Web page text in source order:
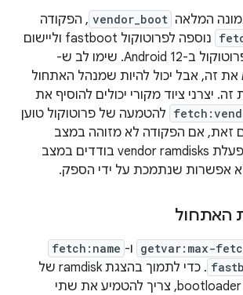
המלאה vendor_boot , הפקודה
נוספה לפרוטוקול fastboot וליישום
fastbootd של הפרוטוקול ב-Android 12. שימו לב ש-
את זה, אבל יכול להיות שמנהל האתחול
יצרני ציוד מקורי יכולים להוסיף את
להטמעה של פרוטוקול טוען
זאת, אם הפקודה לא מזוהה במצב
bootloader, אז הפעלת vendor ramdisks בודדים במצב
האתחול
getvar:max- ו- fetch:name
. כדי לתמוך בהצגת ramdisk של
ספק בהפעלה של bootloader, צריך להטמיע את שתי